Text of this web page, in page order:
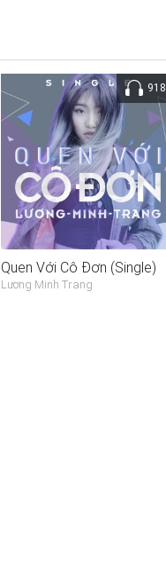
918
Quen Với Cô Đơn (Single)
Lương Minh Trang